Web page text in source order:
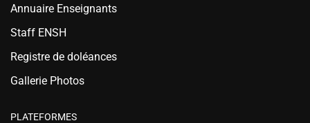
Annuaire Enseignants
Staff ENSH
Registre de doléances
Gallerie Photos
PLATEFORMES